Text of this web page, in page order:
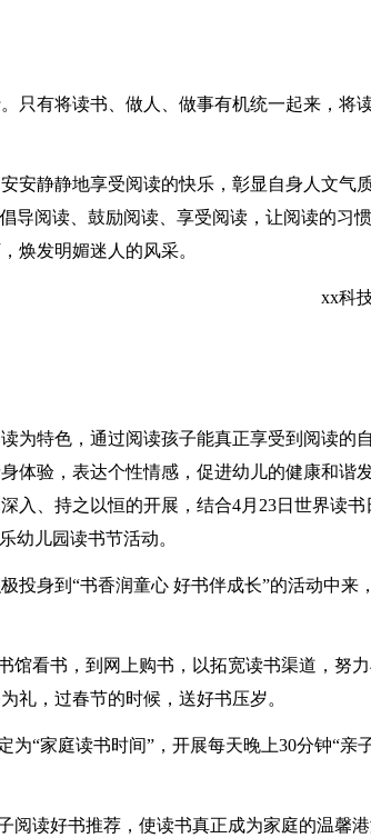
只有将读书、做人、做事有机统一起来，将
安静静地享受阅读的快乐，彰显自身人文气
导阅读、鼓励阅读、享受阅读，让阅读的习
焕发明媚迷人的风采。
xx科技
为特色，通过阅读孩子能真正享受到阅读的
体验，表达个性情感，促进幼儿的健康和谐
入、持之以恒的开展，结合4月23日世界读
幼儿园读书节活动。
投身到“书香润童心 好书伴成长”的活动中来
馆看书，到网上购书，以拓宽读书渠道，努
礼，过春节的时候，送好书压岁。
为“家庭读书时间”，开展每天晚上30分钟“亲
阅读好书推荐，使读书真正成为家庭的温馨港